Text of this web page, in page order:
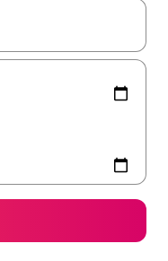
explore-os